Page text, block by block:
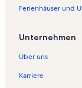
Ferienhäuser und
Unternehmen
Über uns
Karriere